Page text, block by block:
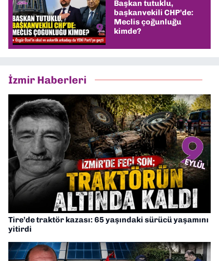
Başkan tutuklu,
başkanvekili CHP’de:
Meclis çoğunluğu
kimde?
İzmir Haberleri
Tire’de traktör kazası: 65 yaşındaki sürücü yaşamını
yitirdi